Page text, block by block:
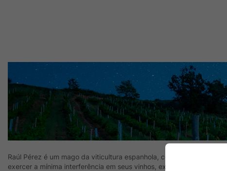
Raúl Pérez é um mago da viticultura espanhola, considerado um
exercer a mínima interferência em seus vinhos, expressando o